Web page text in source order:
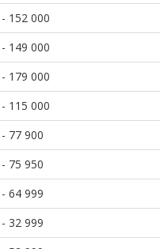
152 000
149 000
179 000
115 000
77 900
75 950
64 999
32 999